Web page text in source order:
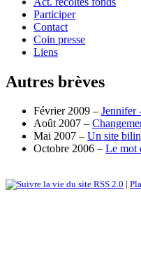
Participer
Contact
Coin presse
Liens
Autres brèves
Février 2009 – Jennifer
Août 2007 –
Mai 2007 – Un site
Octobre 2006 – Le mot
RSS 2.0 |